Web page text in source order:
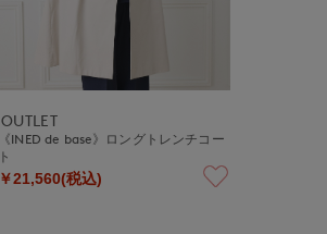
OUTLET
《INED de base》ロングトレンチコー
ト
￥21,560(税込)